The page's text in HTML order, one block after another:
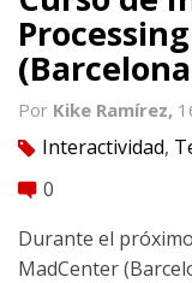
Por Kike Ramírez,
tag Interactividad,
comment 0
Durante el
MadCenter